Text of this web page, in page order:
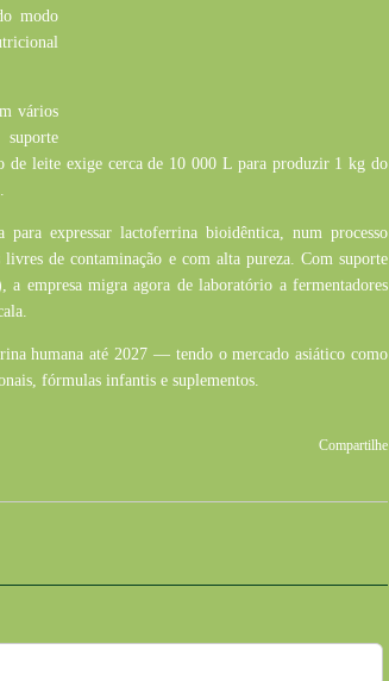
modo
vários
de leite exige cerca de 10 000 L para produzir 1 kg do
para expressarlactoferrina bioidêntica, num processo
de contaminação e com alta pureza. Com suporte
a empresa migra agora de laboratório a fermentadores
humana até 2027 — tendo o mercado asiático como
fórmulas infantis e suplementos.
Compartilhe